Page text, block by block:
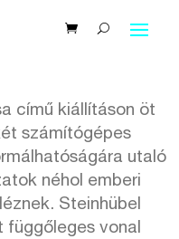
című kiállításon öt
számítógépes
utaló
néhol emberi
Steinhübel
függőleges vonal